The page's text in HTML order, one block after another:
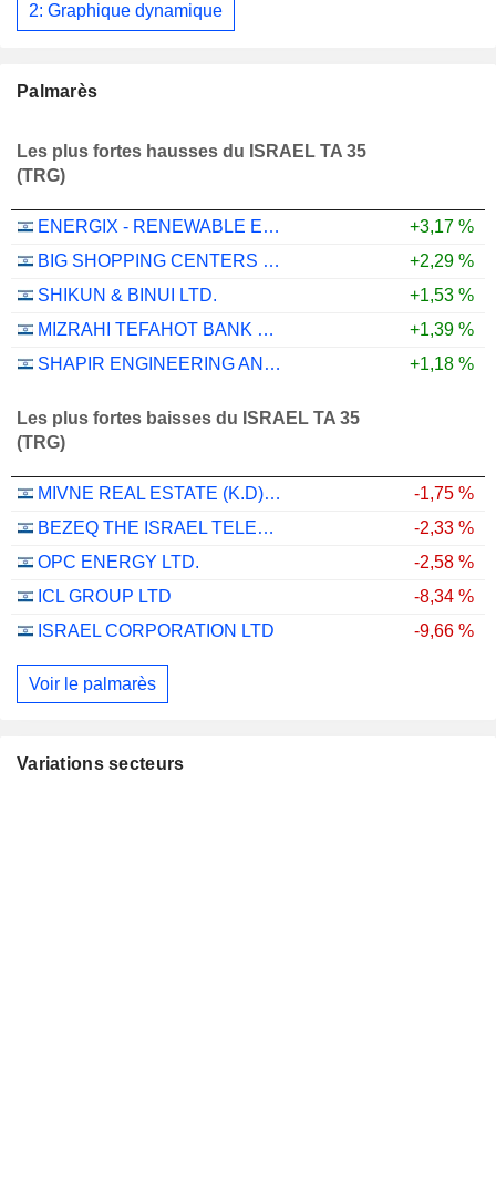
2: Graphique dynamique
Palmarès
Les plus fortes hausses du ISRAEL TA 35
(TRG)
ENERGIX - RENEWABLE ENERGIES LTD.
+3,17 %
BIG SHOPPING CENTERS LTD
+2,29 %
SHIKUN & BINUI LTD.
+1,53 %
MIZRAHI TEFAHOT BANK LTD.
+1,39 %
SHAPIR ENGINEERING AND INDUSTRY LTD
+1,18 %
Les plus fortes baisses du ISRAEL TA 35
(TRG)
MIVNE REAL ESTATE (K.D) LTD
-1,75 %
BEZEQ THE ISRAEL TELECOMMUNICATION CORP. LTD
-2,33 %
OPC ENERGY LTD.
-2,58 %
ICL GROUP LTD
-8,34 %
ISRAEL CORPORATION LTD
-9,66 %
Voir le palmarès
Variations secteurs